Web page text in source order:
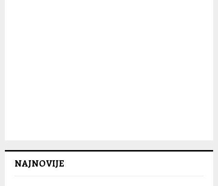
NAJNOVIJE